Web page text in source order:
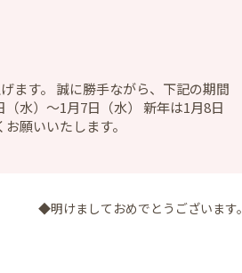
ます。 誠に勝手ながら、下記の期間
水）～1月7日（水） 新年は1月8日
願いいたします。
◆明けましておめでとうございます。